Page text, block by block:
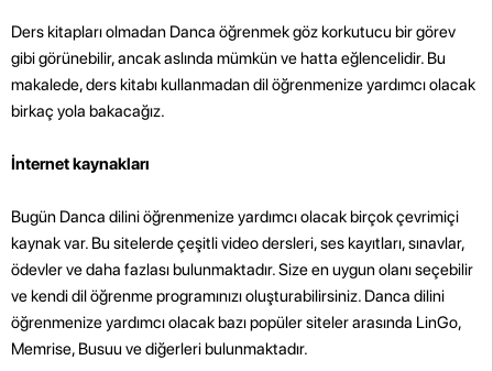
Ders kitapları olmadan Danca öğrenmek göz korkutucu bir görev
gibi görünebilir, ancak aslında mümkün ve hatta eğlencelidir. Bu
makalede, ders kitabı kullanmadan dil öğrenmenize yardımcı olacak
birkaç yola bakacağız.
İnternet kaynakları
Bugün Danca dilini öğrenmenize yardımcı olacak birçok çevrimiçi
kaynak var. Bu sitelerde çeşitli video dersleri, ses kayıtları, sınavlar,
ödevler ve daha fazlası bulunmaktadır. Size en uygun olanı seçebilir
ve kendi dil öğrenme programınızı oluşturabilirsiniz. Danca dilini
öğrenmenize yardımcı olacak bazı popüler siteler arasında LinGo,
Memrise, Busuu ve diğerleri bulunmaktadır.